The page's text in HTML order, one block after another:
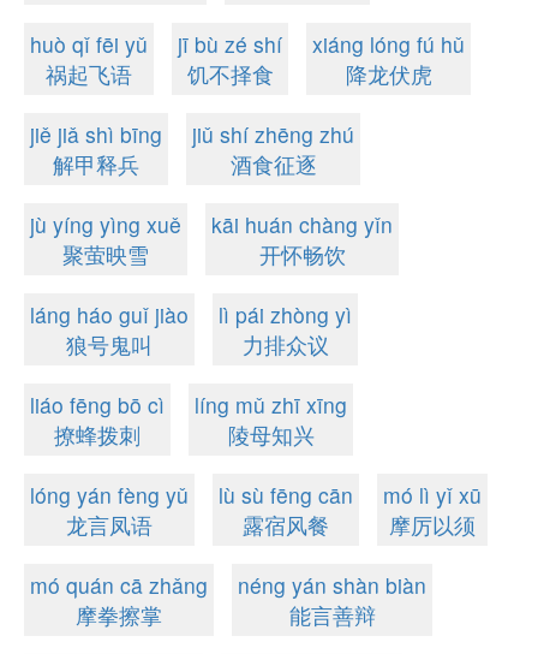
huò qǐ fēi yǔ
祸起飞语
jī bù zé shí
饥不择食
xiáng lóng fú hǔ
降龙伏虎
jiě jiǎ shì bīng
解甲释兵
jiǔ shí zhēng zhú
酒食征逐
jù yíng yìng xuě
聚萤映雪
kāi huán chàng yǐn
开怀畅饮
láng háo guǐ jiào
狼号鬼叫
lì pái zhòng yì
力排众议
liáo fēng bō cì
撩蜂拨刺
líng mǔ zhī xīng
陵母知兴
lóng yán fèng yǔ
龙言凤语
lù sù fēng cān
露宿风餐
mó lì yǐ xū
摩厉以须
mó quán cā zhǎng
摩拳擦掌
néng yán shàn biàn
能言善辩